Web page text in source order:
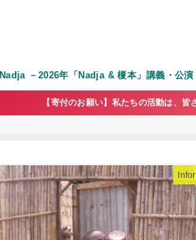
Nadja －2026年「Nadja & 榎本」講義・公
【寄付のお願い】私たちの活動は、